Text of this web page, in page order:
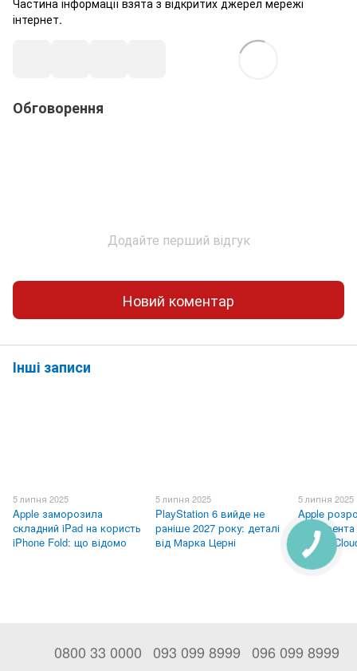
Частина інформації взята з відкритих джерел мережі
інтернет.
Обговорення
Додайте перший відгук
Новий коментар
Інші записи
5 липня 2025
Apple заморозила
складний iPad на користь
iPhone Fold: що відомо
5 липня 2025
PlayStation 6 вийде не
раніше 2027 року: деталі
від Марка Церні
5 липня 2025
Apple
Google
0800 33 0000 093 099 8999 096 099 8999